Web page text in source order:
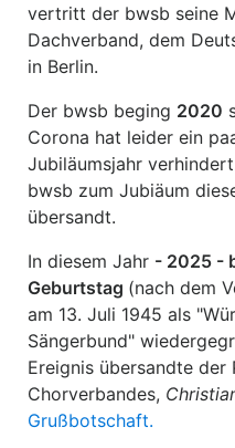
vertritt der bwsb seine
Dachverband, dem
in Berlin.
Der bwsb beging 2020
Corona hat leider ein
Jubiläumsjahr
bwsb zum Jubiäum
übersandt.
In diesem Jahr - 2025 -
Geburtstag (nach dem
am 13. Juli 1945 als
Sängerbund"
Ereignis übersandte der
Chorverbandes,
Grußbotschaft.